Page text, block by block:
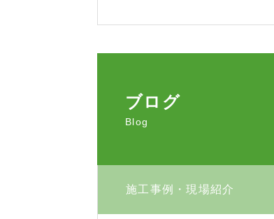
ブログ
Blog
施工事例・現場紹介